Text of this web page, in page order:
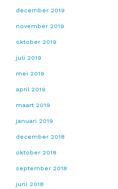
december 2019
november 2019
oktober 2019
juli 2019
mei 2019
april 2019
maart 2019
januari 2019
december 2018
oktober 2018
september 2018
juni 2018